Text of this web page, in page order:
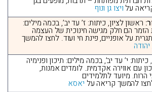
עלויצו גן ונוף
ראשון לציון, כיתות: ז’ עד יב’, בכמה מילים:
הזמר הם חלק מגישה חינוכית של העצמה
על אופניים, פינת חי ועוד. לחצו להמשך
יהודה
כיתות: י’ עד יב’, בכמה מילים: תיכון ופנימיה
עם אווירה אקדמית. לומדים אמנות,
הרוח. מיועד לתלמידים
להמשך קריאה על יאסא